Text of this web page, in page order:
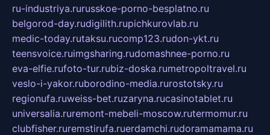
ru-industriya.rurusskoe-porno-besplatno.ru
belgorod-day.rudigilith.rupichkurovlab.ru
medic-today.rutaksu.rucomp123.rudon-ykt.ru
teensvoice.ruimgsharing.rudomashnee-porno.ru
eva-elfie.rufoto-tur.rubiz-doska.rumetropoltravel.ru
veslo-i-yakor.ruborodino-media.rurostotsky.ru
regionufa.ruweiss-bet.ruzaryna.rucasinotablet.ru
universalia.ruremont-mebeli-moscow.rutermomur.ru
clubfisher.ruremstirufa.ruerdamchi.rudoramamama.ru